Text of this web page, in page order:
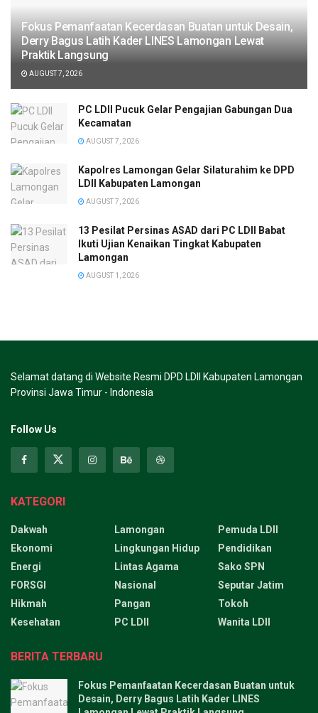
Fokus Pemanfaatan Kecerdasan Buatan untuk Desain,
Derry Bagus Latih Kader LINES Lamongan Lewat
Praktik Langsung
AUGUST 7, 2026
PC LDII Pucuk Gelar Pengajian Gabungan Dua
Kecamatan
AUGUST 7, 2026
Kapolres Lamongan Gelar Silaturahim ke DPD
LDII Kabupaten Lamongan
AUGUST 7, 2026
13 Pesilat Persinas ASAD dari PC LDII Babat
Ikuti Ujian Kenaikan Tingkat Kabupaten
Lamongan
AUGUST 1, 2026
Selamat datang di Website Resmi DPD LDII Kabupaten Lamongan
Provinsi Jawa Timur - Indonesia
Follow Us
KATEGORI
Dakwah
Ekonomi
Energi
FORSGI
Hikmah
Kesehatan
Lamongan
Lingkungan Hidup
Lintas Agama
Nasional
Pangan
PC LDII
Pemuda LDII
Pendidikan
Sako SPN
Seputar Jatim
Tokoh
Wanita LDII
BERITA TERBARU
Fokus Pemanfaatan Kecerdasan Buatan untuk
Desain, Derry Bagus Latih Kader LINES